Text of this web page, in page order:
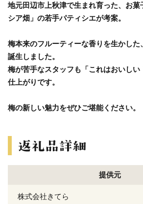
地元田辺市上秋津で生まれ育った、お菓
シア畑」の若手パティシエが考案。
梅本来のフルーティーな香りを生かした
誕生しました。
梅が苦手なスタッフも「これはおいしい
仕上がりです。
梅の新しい魅力をぜひご堪能ください。
提供元
株式会社きてら